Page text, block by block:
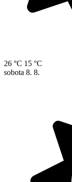
26 °C 15 °C
sobota 8. 8.